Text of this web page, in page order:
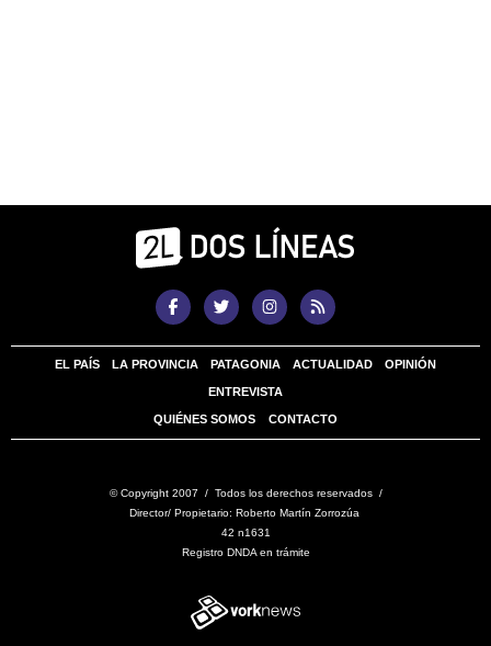
EL PAÍS LA PROVINCIA PATAGONIA ACTUALIDAD OPINIÓN
ENTREVISTA
QUIÉNES SOMOS CONTACTO
© Copyright 2007 / Todos los derechos reservados /
Director/ Propietario: Roberto Martín Zorrozúa
42 n1631
Registro DNDA en trámite